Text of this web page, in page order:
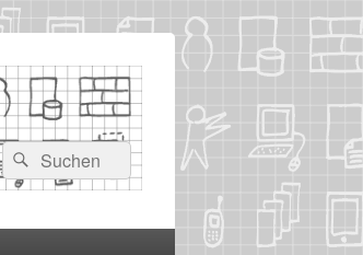
Suchen
nach:
Suchen